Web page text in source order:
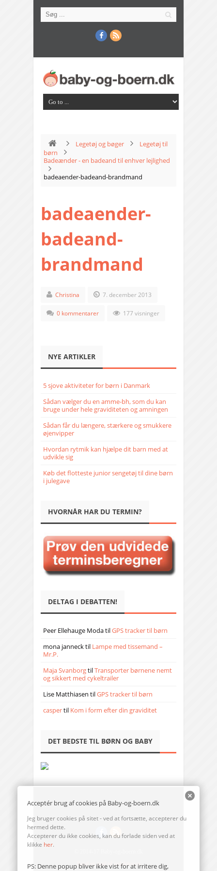
Legetøj og bøger
Legetøj til
børn
Badeænder - en badeand til enhver lejlighed
badeaender-badeand-brandmand
badeaender-
badeand-
brandmand
Christina 7. december 2013
0 kommentarer 177 visninger
NYE ARTIKLER
5 sjove aktiviteter for børn i Danmark
Sådan vælger du en amme-bh, som du kan
bruge under hele graviditeten og amningen
Sådan får du længere, stærkere og smukkere
øjenvipper
Hvordan rytmik kan hjælpe dit barn med at
udvikle sig
Køb det flotteste junior sengetøj til dine børn
i julegave
HVORNÅR HAR DU TERMIN?
DELTAG I DEBATTEN!
Peer Ellehauge ModatilGPS tracker til børn
mona jannecktil Lampe med tissemand –
Mr.P.
Maja SvanborgtilTransporter børnene nemt
og sikkert med cykeltrailer
Lise Matthiasen tilGPS tracker til børn
caspertil Kom i form efter din graviditet
DET BEDSTE TIL BØRN OG BABY
Send en mail til redaktionen
Acceptér brug af cookies på Baby-og-boern.dk
Jeg bruger cookies på sitet - ved at fortsætte, accepterer du
hermed dette.
Accepterer du ikke cookies, kan du forlade siden ved at
klikke her.
PS: Denne popup bliver ikke vist for at irritere dig,